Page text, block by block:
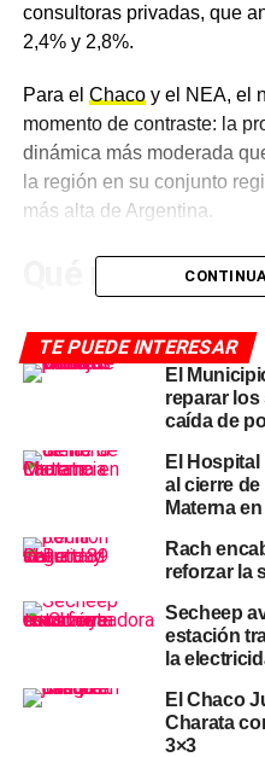
consultoras privadas, que
2,4% y 2,8%.
Para el Chacoy el NEA, el
momento de contraste: la
dinámica más moderada
la región en su conjunto
más alta de Argentina.
Qué rubros
en abril
El mayor impulso al índice
regulados, que subieron
en transporte y
2,3%, con alquileres,
restaurantes como
estacionales no mostraron
indumentaria por cambio de
con bajas en turismo y
El rubroalimentos y
en abril a
una señal positiva para los
donde el peso de la
estructuralmente mayor
TE PUEDE INTERESAR
El
reparar
caída de
El
al cierre
Materna
Rach
reforzar la
Secheep
estación
la
El Chaco
Charata
3×3